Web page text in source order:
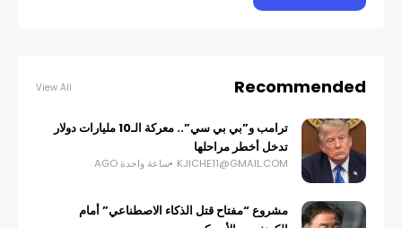
Recommended
View All
ترامب و”بي بي سي”.. معركة الـ10 مليارات دولار
تدخل أخطر مراحلها
KJICHE11@GMAIL.COM ساعة واحدة AGO
مشروع “مفتاح قتل الذكاء الاصطناعي” أمام